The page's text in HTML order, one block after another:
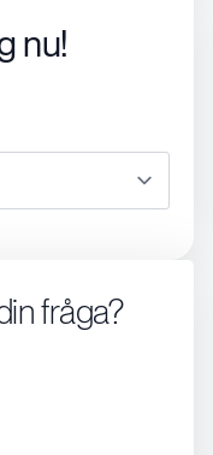
nu!
fråga?